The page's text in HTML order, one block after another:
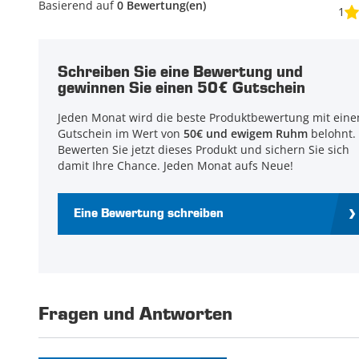
Basierend auf0 Bewertung(en) 1
Schreiben Sie eine Bewertung und
gewinnen Sie einen 50€ Gutschein
Jeden Monat wird die beste Produktbewertung mit
Gutschein im Wert von 50€ und ewigem Ruhm belohnt.
Bewerten Sie jetzt dieses Produkt und sichern Sie sich
damit Ihre Chance. Jeden Monat aufs Neue!
Eine Bewertung schreiben
Fragen und Antworten